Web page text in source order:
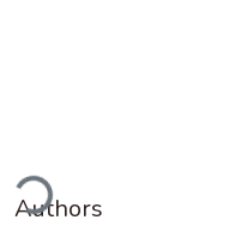
Authors